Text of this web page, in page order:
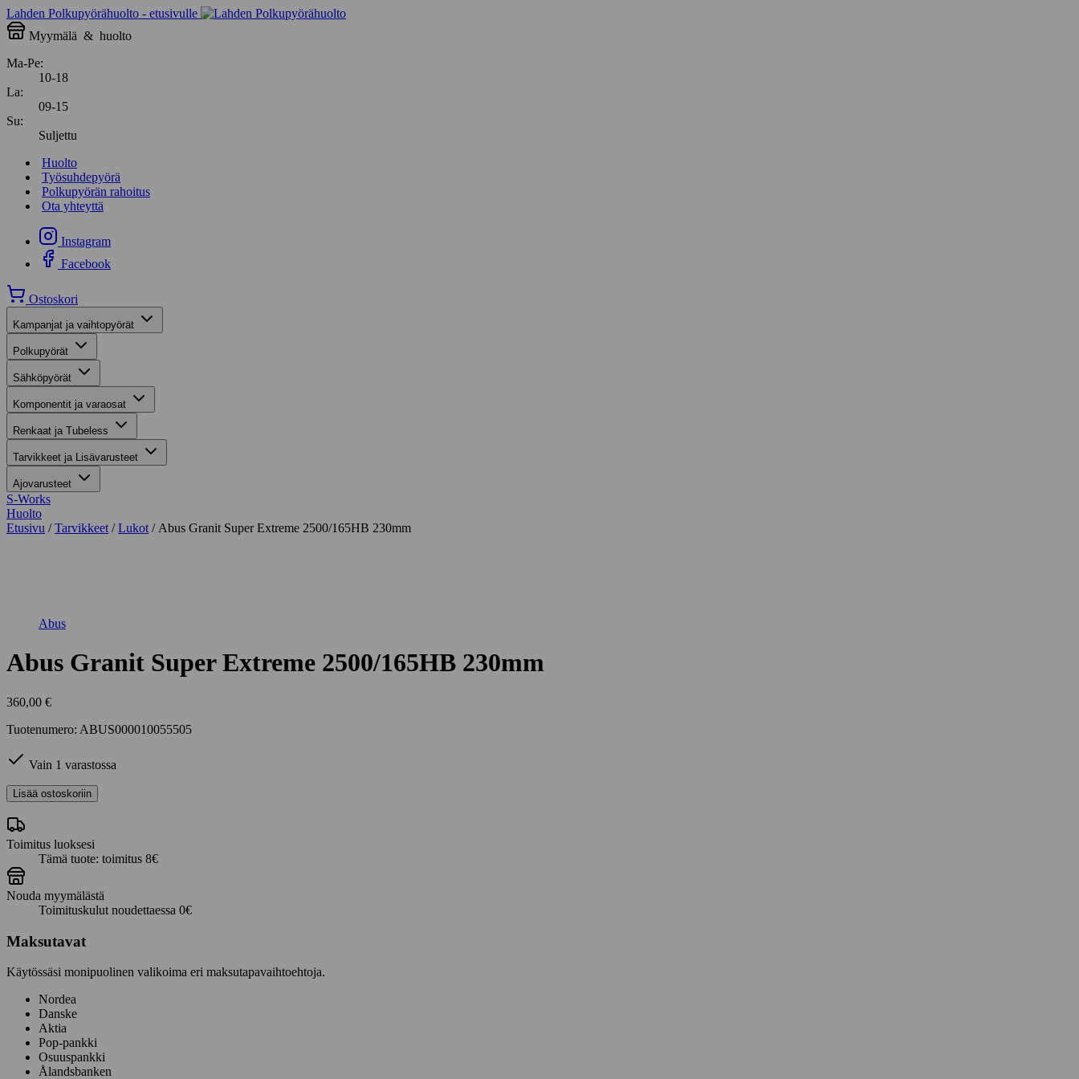
Lahden Polkupyörähuolto - etusivulle
Myymälä & huolto
Ma-Pe:
10-18
La:
09-15
Su:
Suljettu
Huolto
Työsuhdepyörä
Polkupyörän rahoitus
Ota yhteyttä
Instagram
Facebook
Ostoskori
Kampanjat ja vaihtopyörät
Polkupyörät
Sähköpyörät
Komponentit ja varaosat
Renkaat ja Tubeless
Tarvikkeet ja Lisävarusteet
Ajovarusteet
S-Works
Huolto
Etusivu /Tarvikkeet /Lukot / Abus Granit Super Extreme 2500/165HB 230mm
Abus
Abus Granit Super Extreme 2500/165HB 230mm
360,00 €
Tuotenumero: ABUS000010055505
Vain 1 varastossa
Abus
Granit
Super
Extreme
2500/165HB
230mm
määrä
Lisää ostoskoriin
Toimitus luoksesi
Tämä tuote: toimitus 8€
Nouda myymälästä
Toimituskulut noudettaessa 0€
Maksutavat
Käytössäsi monipuolinen valikoima eri maksutapavaihtoehtoja.
Nordea
Danske
Aktia
Pop-pankki
Osuuspankki
Ålandsbanken